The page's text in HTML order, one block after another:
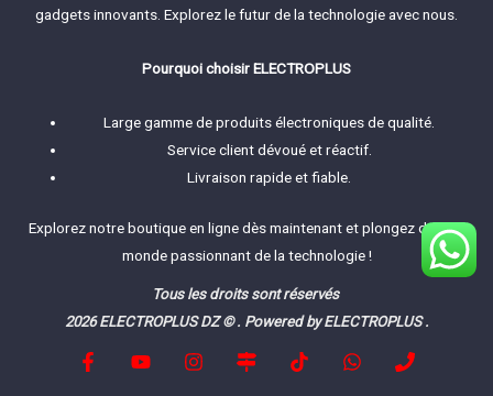
gadgets innovants. Explorez le futur de la technologie avec nous.
Pourquoi choisir ELECTROPLUS
Large gamme de produits électroniques de qualité.
Service client dévoué et réactif.
Livraison rapide et fiable.
Explorez notre boutique en ligne dès maintenant et plongez dans le
monde passionnant de la technologie !
Tous les droits sont réservés
2026 ELECTROPLUS DZ © . Powered by ELECTROPLUS .